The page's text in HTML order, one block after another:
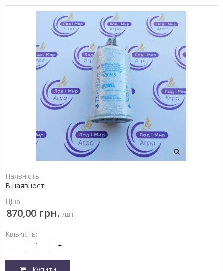
Наявність:
В наявності
Ціна :
870,00 грн. /шт
Кількість:
- +
Купити